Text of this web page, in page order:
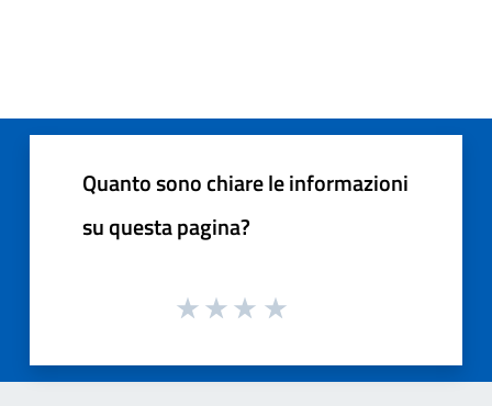
Quanto sono chiare le informazioni
su questa pagina?